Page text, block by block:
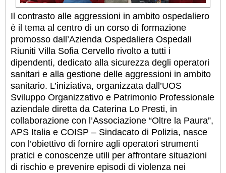
Il contrasto alle aggressioni in ambito ospedaliero
è il tema al centro di un corso di formazione
promosso dall’Azienda Ospedaliera Ospedali
Riuniti Villa Sofia Cervello rivolto a tutti i
dipendenti, dedicato alla sicurezza degli operatori
sanitari e alla gestione delle aggressioni in ambito
sanitario. L’iniziativa, organizzata dall’UOS
Sviluppo Organizzativo e Patrimonio Professionale
aziendale diretta da Caterina Lo Presti, in
collaborazione con l’Associazione “Oltre la Paura”,
APS Italia e COISP – Sindacato di Polizia, nasce
con l’obiettivo di fornire agli operatori strumenti
pratici e conoscenze utili per affrontare situazioni
di rischio e prevenire episodi di violenza nei